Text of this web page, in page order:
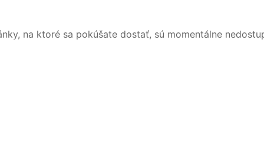
na ktoré sa pokúšate dostať, sú momentálne